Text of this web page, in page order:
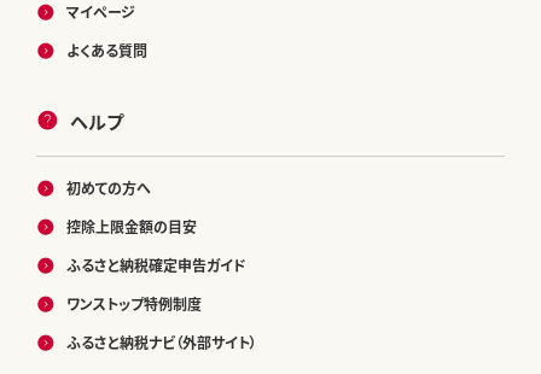
マイページ
よくある質問
ヘルプ
初めての方へ
控除上限金額の目安
ふるさと納税確定申告ガイド
ワンストップ特例制度
ふるさと納税ナビ（外部サイト）